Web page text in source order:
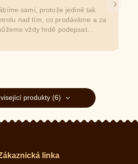
sami, protože jedině tak
nad tím, co prodáváme a za
vždy hrdě podepsat. .
Další
produkty (6)
linka